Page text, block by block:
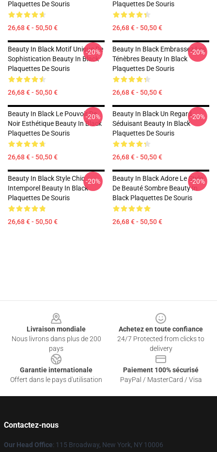
Plaquettes De Souris
26,68 € - 50,50 €
Plaquettes De Souris
26,68 € - 50,50 €
Beauty In Black Motif Unique De
Sophistication Beauty In Black
Plaquettes De Souris
26,68 € - 50,50 €
-20%
Beauty In Black Embrassez Les
Ténèbres Beauty In Black
Plaquettes De Souris
26,68 € - 50,50 €
-20%
Beauty In Black Le Pouvoir De
Noir Esthétique Beauty In Black
Plaquettes De Souris
26,68 € - 50,50 €
-20%
Beauty In Black Un Regard
Séduisant Beauty In Black
Plaquettes De Souris
26,68 € - 50,50 €
-20%
Beauty In Black Style Chic
Intemporel Beauty In Black
Plaquettes De Souris
26,68 € - 50,50 €
-20%
Beauty In Black Adore Le Style
De Beauté Sombre Beauty In
Black Plaquettes De Souris
26,68 € - 50,50 €
-20%
Livraison mondiale
Nous livrons dans plus de 200
pays
Achetez en toute confiance
24/7 Protected from clicks to
delivery
Garantie internationale
Offert dans le pays d'utilisation
Paiement 100% sécurisé
PayPal / MasterCard / Visa
Contactez-nous
Our Head Office: 115 Broadway, New York, NY 10006